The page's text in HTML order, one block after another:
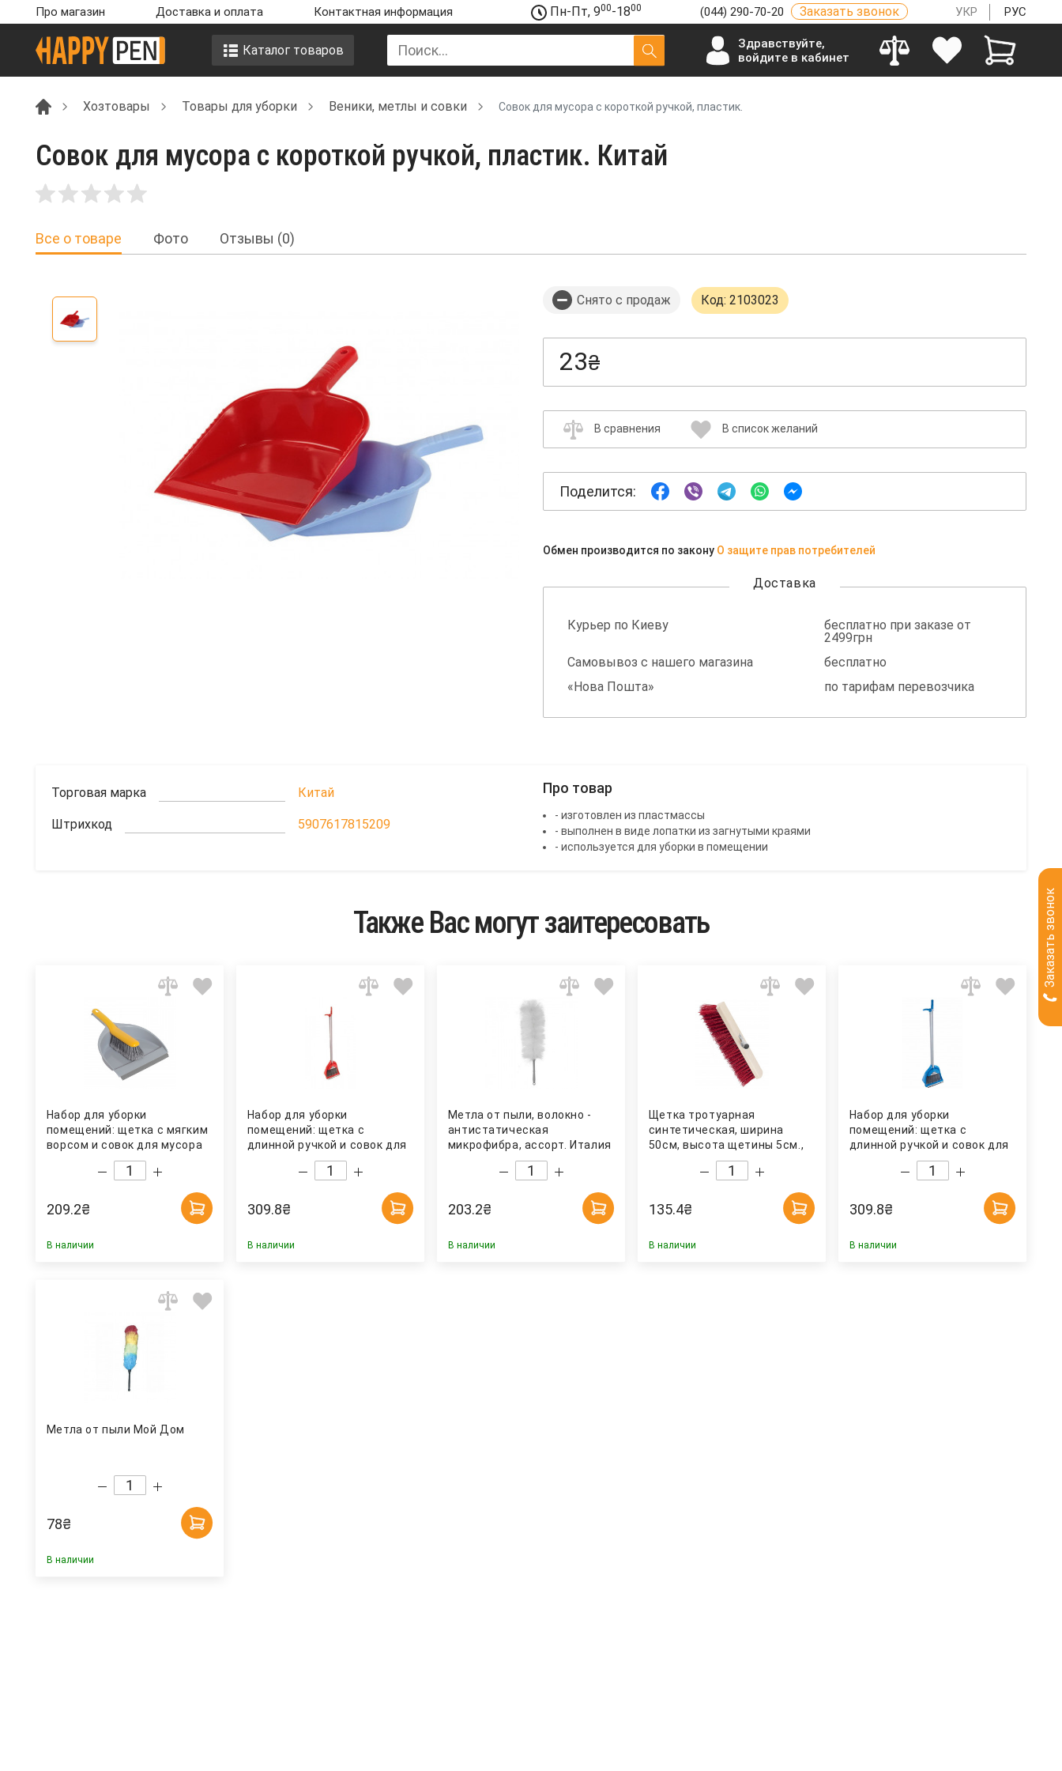
Про магазин Доставка и оплата Контактная информация Пн-Пт, 900-1800 (044) 290-70-20 Заказать звонок УКР РУС
Каталог товаров
Здравствуйте,
войдите в кабинет
Хозтовары Товары для уборки Веники, метлы и совки Совок для мусора с короткой ручкой, пластик.
Совок для мусора с короткой ручкой, пластик. Китай
Все о товаре Фото Отзывы (0)
Снято с продаж Код: 2103023
23₴
В сравнения В список желаний
Поделится:
Обмен производится по закону О защите прав потребителей
Доставка
Курьер по Киеву
бесплатно при заказе от
2499грн
Самовывоз с нашего магазина
бесплатно
«Нова Пошта»
по тарифам перевозчика
Торговая марка Китай
Штрихкод 5907617815209
Про товар
- изготовлен из пластмассы
- выполнен в виде лопатки из загнутыми краями
- используется для уборки в помещении
Также Вас могут заитересовать
Набор для уборки
помещений: щетка с мягким
ворсом и совок для мусора
(11702) Италия
209.2₴
В наличии
Набор для уборки
помещений: щетка с
длинной ручкой и совок для
мусора, AF202, красн. Uctem
309.8₴
В наличии
Метла от пыли, волокно -
антистатическая
микрофибра, ассорт. Италия
203.2₴
В наличии
Щетка тротуарная
синтетическая, ширина
50см, высота щетины 5см.,
без ручки Украина
135.4₴
В наличии
Набор для уборки
помещений: щетка с
длинной ручкой и совок для
мусора, AF202, син. Uctem
309.8₴
В наличии
Метла от пыли Мой Дом
78₴
В наличии
Заказать звонок